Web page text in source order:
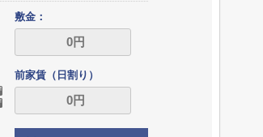
敷金：
前家賃（日割り）